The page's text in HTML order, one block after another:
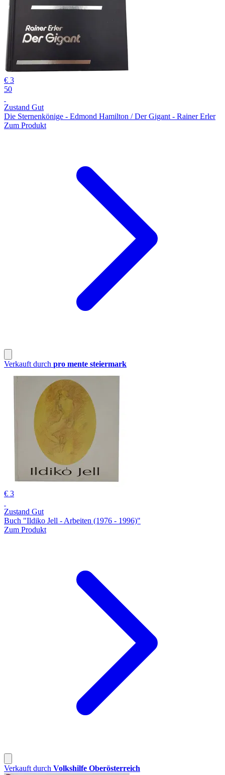
€ 3
50
Zustand Gut
Die Sternenkönige - Edmond Hamilton / Der Gigant - Rainer Erler
Zum Produkt
Verkauft durch pro mente steiermark
€ 3
Zustand Gut
Buch "Ildiko Jell - Arbeiten (1976 - 1996)"
Zum Produkt
Verkauft durch Volkshilfe Oberösterreich